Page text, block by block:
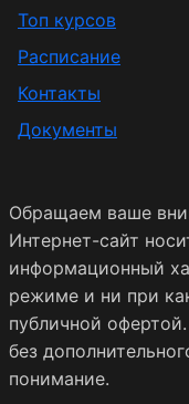
Топ курсов
Расписание
Контакты
Документы
Обращаем ваше
Интернет-сайт
информационный
режиме и ни при
публичной
без
понимание.